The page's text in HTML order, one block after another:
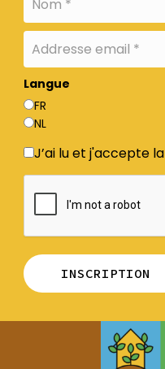
Langue
FR
NL
J’ai lu et j'accepte la